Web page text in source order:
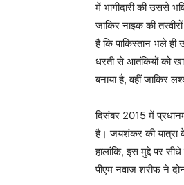
में भागीदारी की उससे
जाकिर नाइक की
है कि पाकिस्तान भले
धरती से आतंकियों को
बनाया है, वहीं जाकिर
दिसंबर 2015 में
है। जयशंकर की यात्रा के
हालांकि, इस मुद्दे पर
पीएम नवाज शरीफ ने